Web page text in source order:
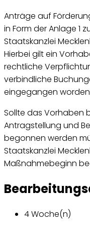
Anträge auf
in Form der Anlage 1
Staatskanzlei
Hierbei gilt ein
rechtliche
verbindliche
eingegangen
Sollte das Vorhaben
Antragstellung und
begonnen werden
Staatskanzlei
Maßnahmebeginn
4 Woche(n)